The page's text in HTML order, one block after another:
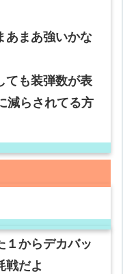
あまあ強いかな
ても装弾数が表
減らされてる方
１からデカバッ
戦だよ